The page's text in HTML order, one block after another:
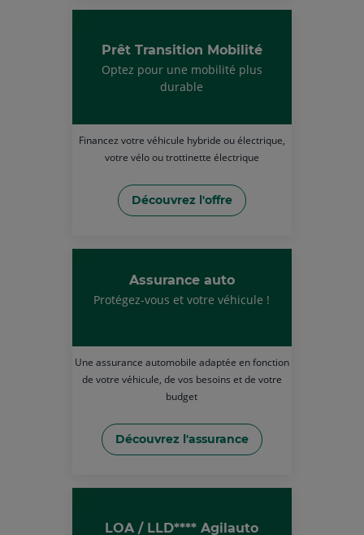
Prêt Transition Mobilité
Optez pour une mobilité plus
durable
Financez votre véhicule hybride ou électrique,
votre vélo ou trottinette électrique
Découvrez l'offre
Assurance auto
Protégez-vous et votre véhicule !
Une assurance automobile adaptée en fonction
de votre véhicule, de vos besoins et de votre
budget
Découvrez l'assurance
LOA / LLD**** Agilauto